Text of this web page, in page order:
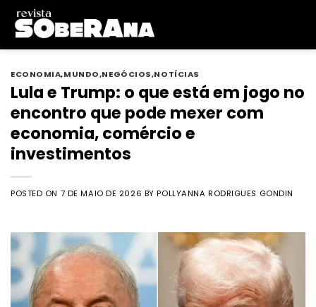
Skip
content
ECONOMIA,MUNDO,NEGÓCIOS,NOTÍCIAS
Lula e Trump: o que está em jogo no
encontro que pode mexer com
economia, comércio e
investimentos
POSTED ON 7 DE MAIO DE 2026 BYPOLLYANNA RODRIGUES GONDIN